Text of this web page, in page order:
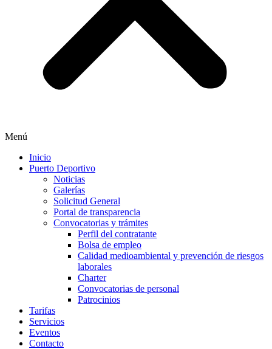
Menú
Inicio
Puerto Deportivo
Noticias
Galerías
Solicitud General
Portal de transparencia
Convocatorias y trámites
Perfil del contratante
Bolsa de empleo
Calidad medioambiental y prevención de riesgos
laborales
Charter
Convocatorias de personal
Patrocinios
Tarifas
Servicios
Eventos
Contacto